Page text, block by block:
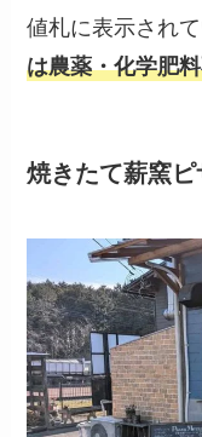
値札に表示され
は農薬・化学肥
焼きたて薪窯ピ